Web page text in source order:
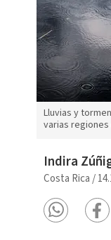
Lluvias y
varias
Indira
Costa Rica /